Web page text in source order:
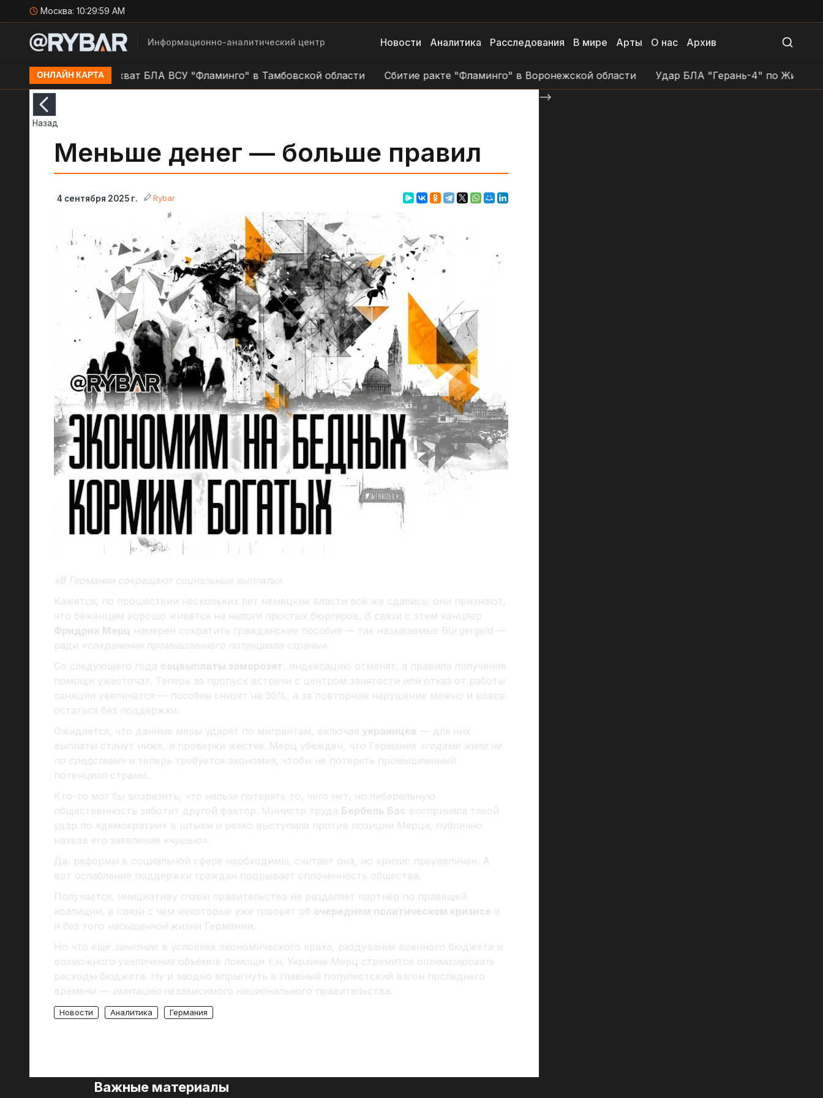
Москва: 10:30:00 AM
Информационно-аналитический центр Новости Аналитика Расследования В мире Арты О нас Архив
ОНЛАЙН КАРТА
Перехват БЛА ВСУ "Фламинго" в Тамбовской области Сбитие ракте "Фламинго" в Воронежской области Удар БЛА "Герань-4" по
Назад
Меньше денег — больше правил
4 сентября 2025 г. Rybar
«В Германии сокращают социальные выплаты»
Кажется, по прошествии нескольких лет немецкие власти всё же сдались: они признают,
что беженцам хорошо живётся на налоги простых бюргеров. В связи с этим канцлер
Фридрих Мерц намерен сократить гражданские пособия — так называемые Bürgergeld —
ради «сохранения промышленного потенциала страны».
Со следующего года соцвыплаты заморозят, индексацию отменят, а правила получения
помощи ужесточат. Теперь за пропуск встречи с центром занятости или отказ от работы
санкции увеличатся — пособие снизят на 30%, а за повторное нарушение можно и вовсе
остаться без поддержки.
Ожидается, что данные меры ударят по мигрантам, включая украинцев — для них
выплаты станут ниже, а проверки жёстче. Мерц убежден, что Германия «годами жила не
по средствам» и теперь требуется экономия, чтобы не потерять промышленный
потенциал страны.
Кто-то мог бы возразить, что нельзя потерять то, чего нет, но либеральную
общественность заботит другой фактор. Министр труда Бербель Бас восприняла такой
удар по «демократии» в штыки и резко выступила против позиции Мерца, публично
назвав его заявления «чушью».
Да, реформы в социальной сфере необходимы, считает она, но кризис преувеличен. А
вот ослабление поддержки граждан подрывает сплочённость общества.
Получается, инициативу главы правительства не разделяет партнёр по правящей
коалиции, в связи с чем некоторые уже говорят об очередном политическом кризисе в
и без того насыщенной жизни Германии.
Но что ещё занятнее: в условиях экономического краха, раздувания военного бюджета и
возможного увеличения объёмов помощи т.н. Украине Мерц стремится оптимизировать
расходы бюджета. Ну и заодно впрыгнуть в главный популистский вагон последнего
времени — имитациюнезависимого национального правительства.
Новости Аналитика Германия
-->
Важные материалы